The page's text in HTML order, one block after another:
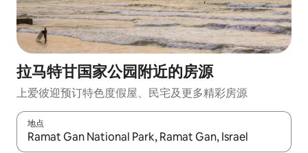
拉马特甘国家公园附近的房源
上爱彼迎预订特色度假屋、民宅及更多精彩房源
地点
如有搜索结果，请使用上下方向键查看，或通过点击或滑动手势